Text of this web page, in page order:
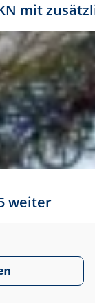
mit
weiter